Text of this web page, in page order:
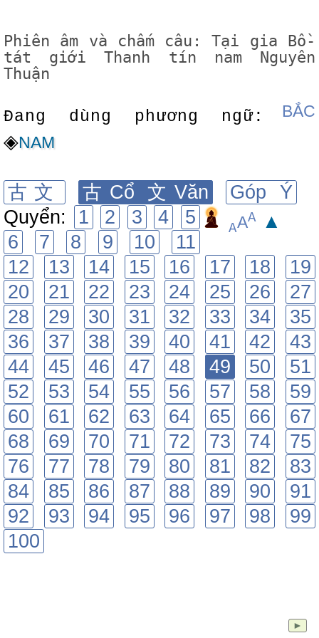
Phiên âm và chấm câu: Tại gia Bồ-
tát giới Thanh tín nam Nguyên
Thuận
►
Đang dùng phương ngữ: BẮC
◈NAM
古文 古Cổ 文Văn Góp Ý
AAA ▲
Quyển: 1 2 3 4
5
6
7 8 9 10
11
12
13 14 15 16 17 18
19
20
21 22 23 24 25 26
27
28
29 30 31 32 33 34
35
36
37 38 39 40 41 42
43
44
45 46 47 48 49 50
51
52
53 54 55 56 57 58
59
60
61 62 63 64 65 66
67
68
69 70 71 72 73 74
75
76
77 78 79 80 81 82
83
84
85 86 87 88 89 90
91
92
93 94 95 96 97 98
99
100